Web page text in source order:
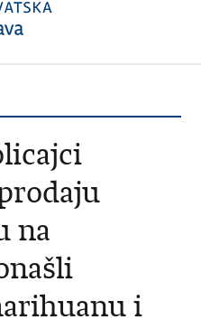
na
i